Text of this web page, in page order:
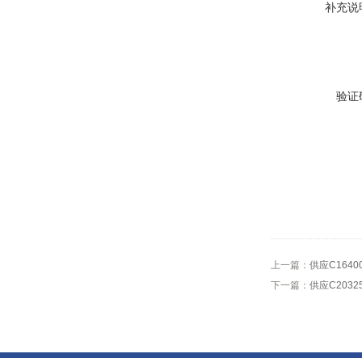
补充说
验证
上一篇： 供应
下一篇： 供应